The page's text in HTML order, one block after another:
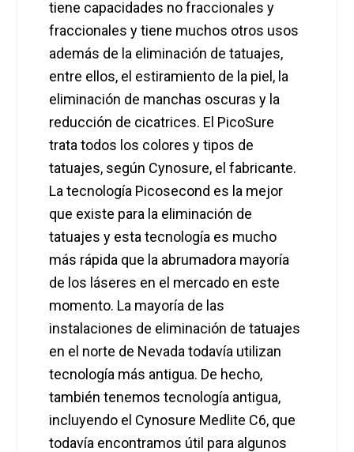
tiene capacidades no fraccionales y
fraccionales y tiene muchos otros usos
además de la eliminación de tatuajes,
entre ellos, el estiramiento de la piel, la
eliminación de manchas oscuras y la
reducción de cicatrices. El PicoSure
trata todos los colores y tipos de
tatuajes, según Cynosure, el fabricante.
La tecnología Picosecond es la mejor
que existe para la eliminación de
tatuajes y esta tecnología es mucho
más rápida que la abrumadora mayoría
de los láseres en el mercado en este
momento. La mayoría de las
instalaciones de eliminación de tatuajes
en el norte de Nevada todavía utilizan
tecnología más antigua. De hecho,
también tenemos tecnología antigua,
incluyendo el Cynosure Medlite C6, que
todavía encontramos útil para algunos